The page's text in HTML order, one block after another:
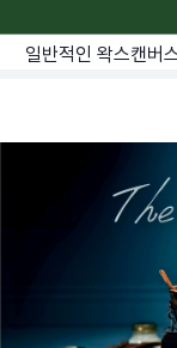
일반적인 왁스캔버